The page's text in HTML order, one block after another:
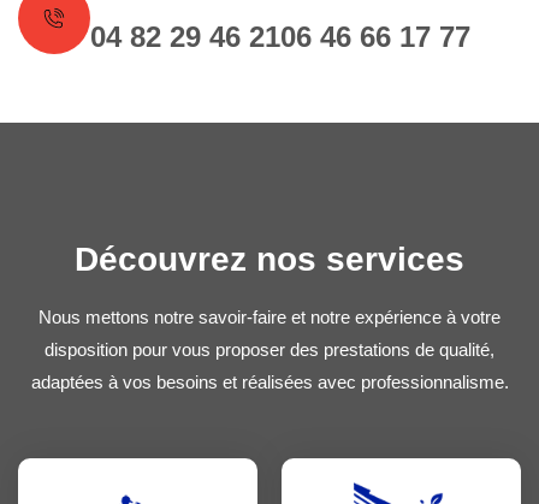
04 82 29 46 2106 46 66 17 77
Découvrez nos services
Nous mettons notre savoir-faire et notre expérience à votre
disposition pour vous proposer des prestations de qualité,
adaptées à vos besoins et réalisées avec professionnalisme.